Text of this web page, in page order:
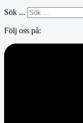
Sök ...
Följ oss på: